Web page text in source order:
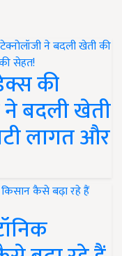
की
ने बदली खेती
लागत और